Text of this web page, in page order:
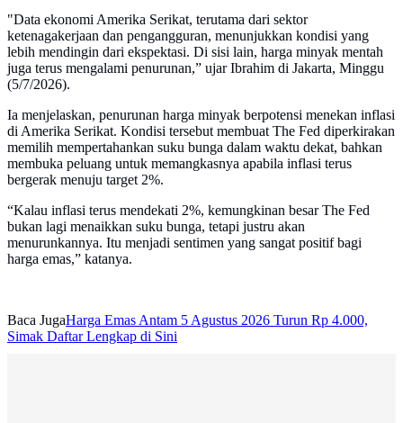
"Data ekonomi Amerika Serikat, terutama dari sektor
ketenagakerjaan dan pengangguran, menunjukkan kondisi yang
lebih mendingin dari ekspektasi. Di sisi lain, harga minyak mentah
juga terus mengalami penurunan,” ujar Ibrahim di Jakarta, Minggu
(5/7/2026).
Ia menjelaskan, penurunan harga minyak berpotensi menekan inflasi
di Amerika Serikat. Kondisi tersebut membuat The Fed diperkirakan
memilih mempertahankan suku bunga dalam waktu dekat, bahkan
membuka peluang untuk memangkasnya apabila inflasi terus
bergerak menuju target 2%.
“Kalau inflasi terus mendekati 2%, kemungkinan besar The Fed
bukan lagi menaikkan suku bunga, tetapi justru akan
menurunkannya. Itu menjadi sentimen yang sangat positif bagi
harga emas,” katanya.
Baca JugaHarga Emas Antam 5 Agustus 2026 Turun Rp 4.000,
Simak Daftar Lengkap di Sini